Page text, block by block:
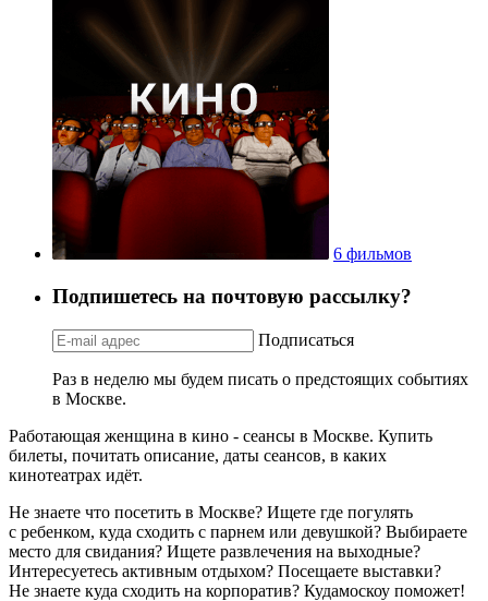
6 фильмов
Подпишетесь на почтовую рассылку?
Подписаться
Раз в неделю мы будем писать о предстоящих событиях
в Москве.
Работающая женщина в кино - сеансы в Москве. Купить
билеты, почитать описание, даты сеансов, в каких
кинотеатрах идёт.
Не знаете что посетить в Москве? Ищете где погулять
с ребенком, куда сходить с парнем или девушкой? Выбираете
место для свидания? Ищете развлечения на выходные?
Интересуетесь активным отдыхом? Посещаете выставки?
Не знаете куда сходить на корпоратив? Кудамоскоу поможет!